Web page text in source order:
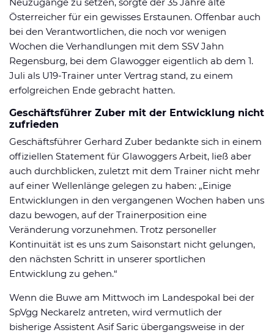
Österreicher für ein gewisses Erstaunen. Offenbar auch
bei den Verantwortlichen, die noch vor wenigen
Wochen die Verhandlungen mit dem SSV Jahn
Regensburg, bei dem Glawogger eigentlich ab dem 1.
Juli als U19-Trainer unter Vertrag stand, zu einem
erfolgreichen Ende gebracht hatten.
Geschäftsführer Zuber mit der Entwicklung nicht
zufrieden
Geschäftsführer Gerhard Zuber bedankte sich in einem
offiziellen Statement für Glawoggers Arbeit, ließ aber
auch durchblicken, zuletzt mit dem Trainer nicht mehr
auf einer Wellenlänge gelegen zu haben: „Einige
Entwicklungen in den vergangenen Wochen haben uns
dazu bewogen, auf der Trainerposition eine
Veränderung vorzunehmen. Trotz personeller
Kontinuität ist es uns zum Saisonstart nicht gelungen,
den nächsten Schritt in unserer sportlichen
Entwicklung zu gehen.“
Wenn die Buwe am Mittwoch im Landespokal bei der
SpVgg Neckarelz antreten, wird vermutlich der
bisherige Assistent Asif Saric übergangsweise in der